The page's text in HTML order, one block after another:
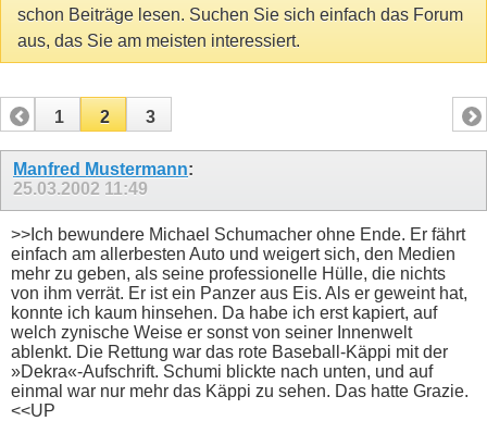
schon Beiträge lesen. Suchen Sie sich einfach das Forum
aus, das Sie am meisten interessiert.
1 2 3
Manfred Mustermann:
25.03.2002 11:49
>>Ich bewundere Michael Schumacher ohne Ende. Er fährt
einfach am allerbesten Auto und weigert sich, den Medien
mehr zu geben, als seine professionelle Hülle, die nichts
von ihm verrät. Er ist ein Panzer aus Eis. Als er geweint hat,
konnte ich kaum hinsehen. Da habe ich erst kapiert, auf
welch zynische Weise er sonst von seiner Innenwelt
ablenkt. Die Rettung war das rote Baseball-Käppi mit der
»Dekra«-Aufschrift. Schumi blickte nach unten, und auf
einmal war nur mehr das Käppi zu sehen. Das hatte Grazie.
<<UP